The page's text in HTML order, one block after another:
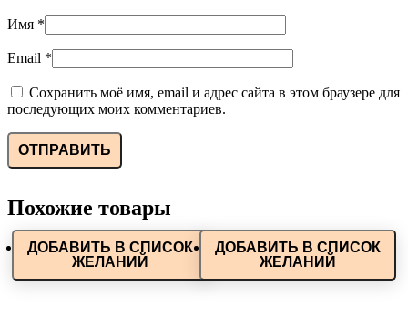
Имя *
Email *
Сохранить моё имя, email и адрес сайта в этом браузере для
последующих моих комментариев.
Похожие товары
ДОБАВИТЬ В СПИСОК
ЖЕЛАНИЙ
ДОБАВИТЬ В СПИСОК
ЖЕЛАНИЙ